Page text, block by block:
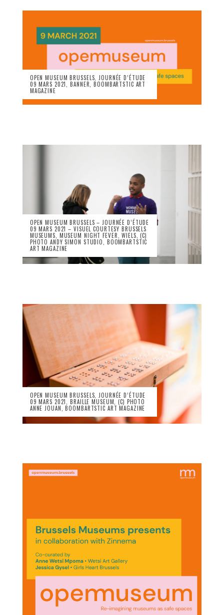
OPEN MUSEUM BRUSSELS, JOURNÉE D’ÉTUDE
09 MARS 2021, BANNER, BOOMBARTSTIC ART
MAGAZINE
OPEN MUSEUM BRUSSELS – JOURNÉE D’ÉTUDE
09 MARS 2021 – VISUEL COURTESY BRUSSELS
MUSEUMS, MUSEUM NIGHT FEVER, WIELS, (C)
PHOTO ANDY SIMON STUDIO, BOOMBARTSTIC
ART MAGAZINE
OPEN MUSEUM BRUSSELS, JOURNÉE D’ÉTUDE
09 MARS 2021, BRAILLE MUSEUM, (C) PHOTO
ANNE JOUAN, BOOMBARTSTIC ART MAGAZINE